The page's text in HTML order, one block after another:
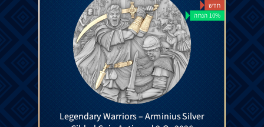
חדש
10% הנחה
Legendary Warriors – Arminius Silver